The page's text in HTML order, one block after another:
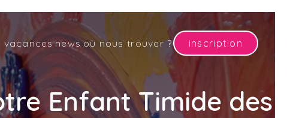
vacances news où nous trouver ? inscription
Enfant Timide des